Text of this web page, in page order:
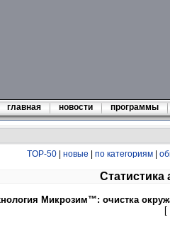
главная новости программы
TOP-50| новые по категориям|
Статистика
Микрозим™: очистка
[